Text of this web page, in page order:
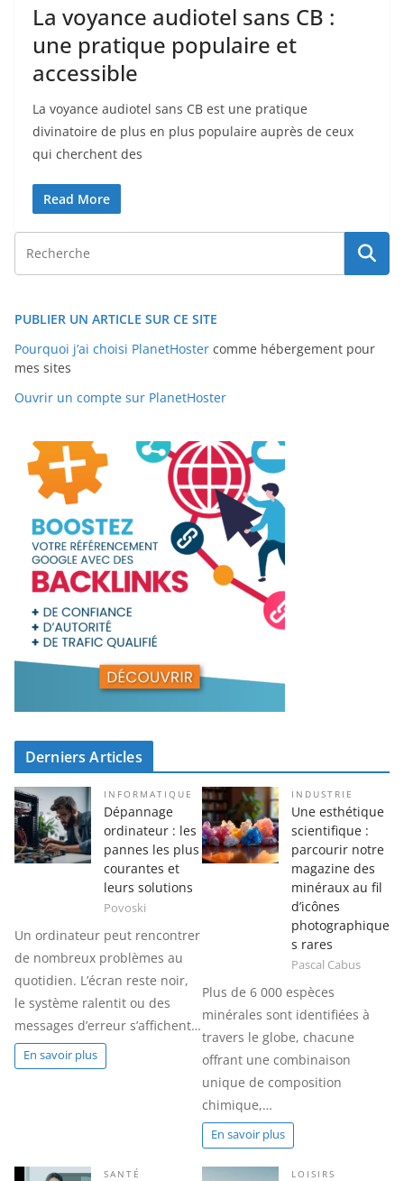
La voyance audiotel sans CB :
une pratique populaire et
accessible
La voyance audiotel sans CB est une pratique
divinatoire de plus en plus populaire auprès de ceux
qui cherchent des
Read More
PUBLIER UN ARTICLE SUR CE SITE
Pourquoi j’ai choisi PlanetHoster comme hébergement pour
mes sites
Ouvrir un compte sur PlanetHoster
Derniers Articles
INFORMATIQUE
Dépannage
ordinateur : les
pannes les plus
courantes et
leurs solutions
Povoski
Un ordinateur peut rencontrer
de nombreux problèmes au
quotidien. L’écran reste noir,
le système ralentit ou des
messages d’erreur s’affichent…
En savoir plus
INDUSTRIE
Une esthétique
scientifique :
parcourir notre
magazine des
minéraux au fil
d’icônes
photographique
s rares
Pascal Cabus
Plus de 6 000 espèces
minérales sont identifiées à
travers le globe, chacune
offrant une combinaison
unique de composition
chimique,…
En savoir plus
SANTÉ LOISIRS